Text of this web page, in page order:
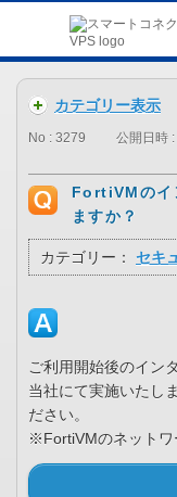
カテゴリー表示
No : 3279 公開日時
FortiVMのイ
ますか？
カテゴリー： セキ
ご利用開始後のイン
当社にて実施いたし
ださい。
※FortiVMのネットワ